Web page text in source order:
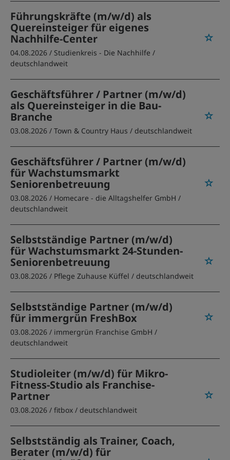
Führungskräfte (m/w/d) als
Quereinsteiger für eigenes
Nachhilfe-Center
04.08.2026 / Studienkreis - Die Nachhilfe /
deutschlandweit
Geschäftsführer / Partner (m/w/d)
als Quereinsteiger in die Bau-
Branche
03.08.2026 / Town & Country Haus / deutschlandweit
Geschäftsführer / Partner (m/w/d)
für Wachstumsmarkt
Seniorenbetreuung
03.08.2026 / Homecare - die Alltagshelfer GmbH /
deutschlandweit
Selbstständige Partner (m/w/d)
für Wachstumsmarkt 24-Stunden-
Seniorenbetreuung
03.08.2026 / Pflege Zuhause Küffel / deutschlandweit
Selbstständige Partner (m/w/d)
für immergrün FreshBox
03.08.2026 / immergrün Franchise GmbH /
deutschlandweit
Studioleiter (m/w/d) für Mikro-
Fitness-Studio als Franchise-
Partner
03.08.2026 / fitbox / deutschlandweit
Selbstständig als Trainer, Coach,
Berater (m/w/d) für